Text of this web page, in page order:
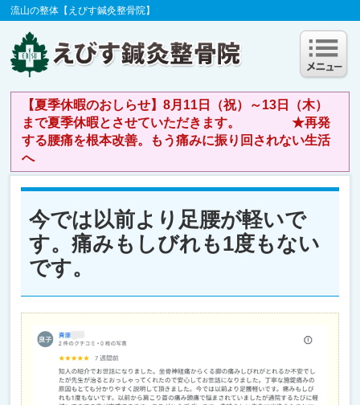
流山の整体【えびす鍼灸整骨院】
【夏季休暇のおしらせ】8月11日（祝）～13日（木）
まで夏季休暇とさせていただきます。 ★再発
する腰痛を根本改善。もう痛みに振り回されない生活
へ
今では以前より足腰が軽いで
す。痛みもしびれも1度もない
です。